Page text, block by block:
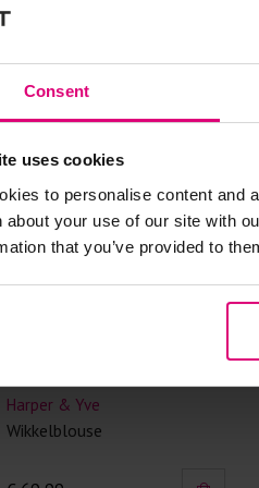
Consent
uses cookies
to personalise content and
about your use of our site with
that you’ve provided to
Ausbrenner